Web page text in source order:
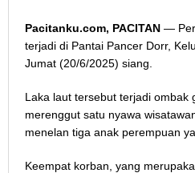
Pacitanku.com, PACITAN —
terjadi di Pantai Pancer Dorr,
Jumat (20/6/2025) siang.
Laka laut tersebut terjadi ombak
merenggut satu nyawa
menelan tiga anak perempuan
Keempat korban, yang